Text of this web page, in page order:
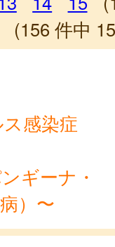
(156 件中
感染症
ギーナ・
）〜